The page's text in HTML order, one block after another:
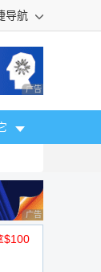
导航
广告 商业广告，理
广告 商业广告，理
$100